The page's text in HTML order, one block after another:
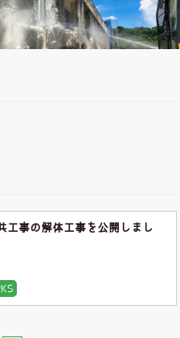
工事の解体工事を公開しまし